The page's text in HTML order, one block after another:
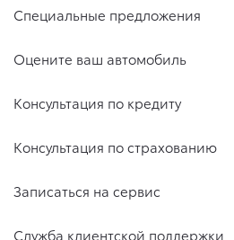
Специальные предложения
Оцените ваш автомобиль
Консультация по кредиту
Консультация по страхованию
Записаться на сервис
Служба клиентской поддержки